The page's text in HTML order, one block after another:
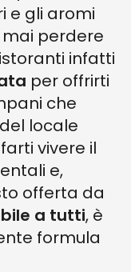
e gli aromi
perdere
infatti
per offrirti
che
locale
vivere il
e,
offerta da
a tutti, è
formula